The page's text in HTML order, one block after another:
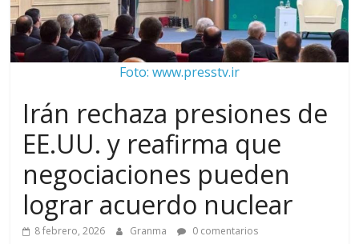
Foto: www.presstv.ir
Irán rechaza presiones de
EE.UU. y reafirma que
negociaciones pueden
lograr acuerdo nuclear
8 febrero, 2026 Granma 0 comentarios